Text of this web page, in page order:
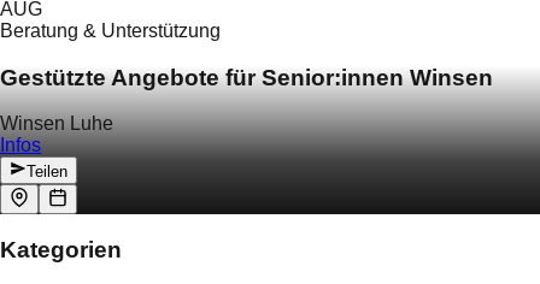
AUG
Beratung & Unterstützung
Gestützte Angebote für Senior:innen Winsen
Winsen Luhe
Infos
Teilen
Kategorien